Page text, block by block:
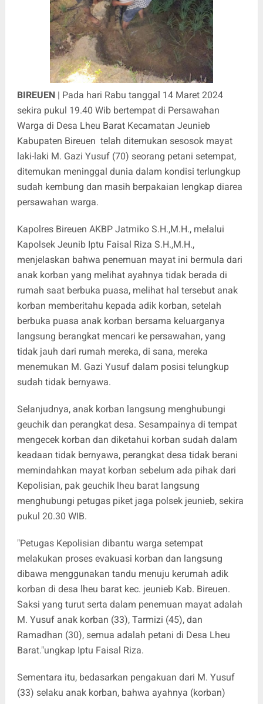
BIREUEN| Pada hari Rabu tanggal 14 Maret 2024
sekira pukul 19.40 Wib bertempat di Persawahan
Warga di Desa Lheu Barat Kecamatan Jeunieb
Kabupaten Bireuen telah ditemukan sesosok mayat
laki-laki M. Gazi Yusuf (70) seorang petani setempat,
ditemukan meninggal dunia dalam kondisi terlungkup
sudah kembung dan masih berpakaian lengkap diarea
persawahan warga.
Kapolres Bireuen AKBP Jatmiko S.H.,M.H., melalui
Kapolsek Jeunib Iptu Faisal Riza S.H.,M.H.,
menjelaskan bahwa penemuan mayat ini bermula dari
anak korban yang melihat ayahnya tidak berada di
rumah saat berbuka puasa, melihat hal tersebut anak
korban memberitahu kepada adik korban, setelah
berbuka puasa anak korban bersama keluarganya
langsung berangkat mencari ke persawahan, yang
tidak jauh dari rumah mereka, di sana, mereka
menemukan M. Gazi Yusuf dalam posisi telungkup
sudah tidak bernyawa.
Selanjudnya, anak korban langsung menghubungi
geuchik dan perangkat desa. Sesampainya di tempat
mengecek korban dan diketahui korban sudah dalam
keadaan tidak bernyawa, perangkat desa tidak berani
memindahkan mayat korban sebelum ada pihak dari
Kepolisian, pak geuchik lheu barat langsung
menghubungi petugas piket jaga polsek jeunieb, sekira
pukul 20.30 WIB.
"Petugas Kepolisian dibantu warga setempat
melakukan proses evakuasi korban dan langsung
dibawa menggunakan tandu menuju kerumah adik
korban di desa lheu barat kec. jeunieb Kab. Bireuen.
Saksi yang turut serta dalam penemuan mayat adalah
M. Yusuf anak korban (33), Tarmizi (45), dan
Ramadhan (30), semua adalah petani di Desa Lheu
Barat."ungkap Iptu Faisal Riza.
Sementara itu, bedasarkan pengakuan dari M. Yusuf
(33) selaku anak korban, bahwa ayahnya (korban)